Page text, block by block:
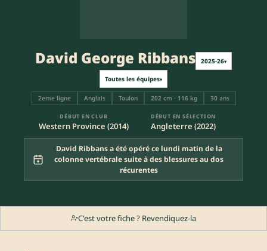
David George Ribbans 2025-26▾
Toutes les équipes▾
2eme ligne Anglais Toulon 202 cm · 116 kg 30 ans
DÉBUT EN CLUB
Western Province (2014)
DÉBUT EN SÉLECTION
Angleterre (2022)
David Ribbans a été opéré ce lundi matin de la
colonne vertébrale suite à des blessures au dos
récurentes
C'est votre fiche ? Revendiquez-la